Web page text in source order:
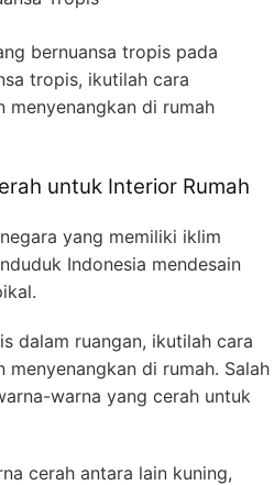
bernuansa tropis pada
tropis, ikutilah cara
menyenangkan di rumah
untuk Interior Rumah
yang memiliki iklim
Indonesia mendesain
dalam ruangan, ikutilah cara
di rumah. Salah
warna yang cerah untuk
cerah antara lain kuning,